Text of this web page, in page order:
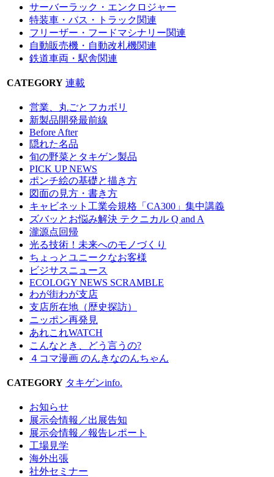
サーバーラック・エンクロジャー
特装車・バス・トラック関連
フリーザー・フードマシナリー関連
自動販売機・自動改札機関連
鉄道車両・駅舎関連
CATEGORY 連載
営業、丸ごとフカボリ
新製品開発最前線
Before After
隠れた名品
旬の野菜とタキゲン製品
PICK UP NEWS
ポンチ絵の基礎と描き方
図面の見方・書き方
キャビネット工業会規格「CA300」集中講義
ズバッとお悩み解決 テクニカル Q and A
瀧源点回帰
光る技術！未来へのモノづくり
ちょっとユニークなお客様
ビジサスニュース
ECOLOGY NEWS SCRAMBLE
わが街わが支店
支店所在地（歴史探訪）
ニッポン再発見
あれこれWATCH
こんなとき、どう言うの?
４コマ漫画 のんきなのんちゃん
CATEGORY タキゲンinfo.
お知らせ
展示会情報／出展告知
展示会情報／報告レポート
工場見学
海外出張
社外セミナー